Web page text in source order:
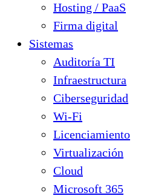
Hosting / PaaS
Firma digital
Sistemas
Auditoría TI
Infraestructura
Ciberseguridad
Wi-Fi
Licenciamiento
Virtualización
Cloud
Microsoft 365